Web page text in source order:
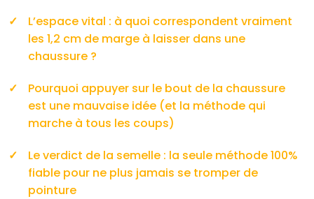
L’espace vital : à quoi correspondent vraiment
les 1,2 cm de marge à laisser dans une
chaussure ?
Pourquoi appuyer sur le bout de la chaussure
est une mauvaise idée (et la méthode qui
marche à tous les coups)
Le verdict de la semelle : la seule méthode 100%
fiable pour ne plus jamais se tromper de
pointure